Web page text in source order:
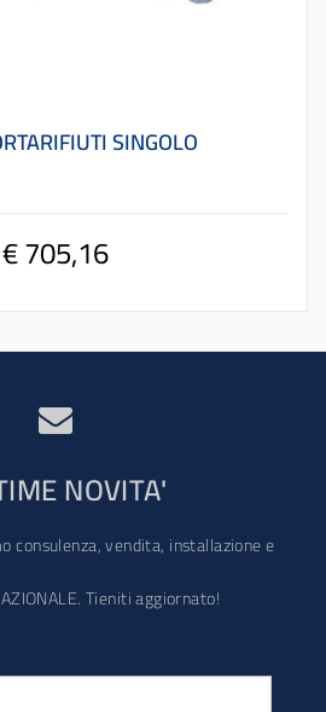
SINGOLO
€ 705,16
NOVITA'
consulenza, vendita, installazione e
Tieniti aggiornato!